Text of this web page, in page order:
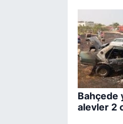
Bahçede
alevler 2